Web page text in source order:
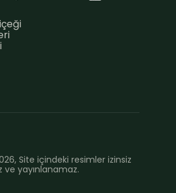
Site içindeki resimler izinsiz
yayınlanamaz.